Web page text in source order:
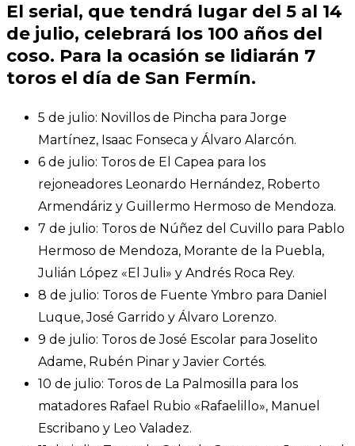
El serial, que tendrá lugar del 5 al 14
de julio, celebrará los 100 años del
coso. Para la ocasión se lidiarán 7
toros el día de San Fermín.
5 de julio: Novillos de Pincha para Jorge
Martínez, Isaac Fonseca y Álvaro Alarcón.
6 de julio: Toros de El Capea para los
rejoneadores Leonardo Hernández, Roberto
Armendáriz y Guillermo Hermoso de Mendoza.
7 de julio: Toros de Núñez del Cuvillo para Pablo
Hermoso de Mendoza, Morante de la Puebla,
Julián López «El Juli» y Andrés Roca Rey.
8 de julio: Toros de Fuente Ymbro para Daniel
Luque, José Garrido y Álvaro Lorenzo.
9 de julio: Toros de José Escolar para Joselito
Adame, Rubén Pinar y Javier Cortés.
10 de julio: Toros de La Palmosilla para los
matadores Rafael Rubio «Rafaelillo», Manuel
Escribano y Leo Valadez.